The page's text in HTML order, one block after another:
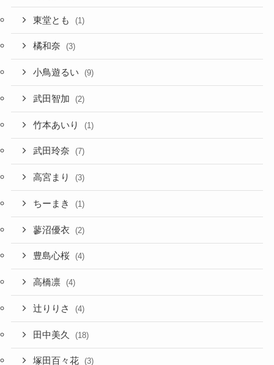
東堂とも (1)
橘和奈 (3)
小鳥遊るい (9)
武田智加 (2)
竹本あいり (1)
武田玲奈 (7)
高宮まり (3)
ちーまき (1)
蓼沼優衣 (2)
豊島心桜 (4)
高橋凛 (4)
辻りりさ (4)
田中美久 (18)
塚田百々花 (3)